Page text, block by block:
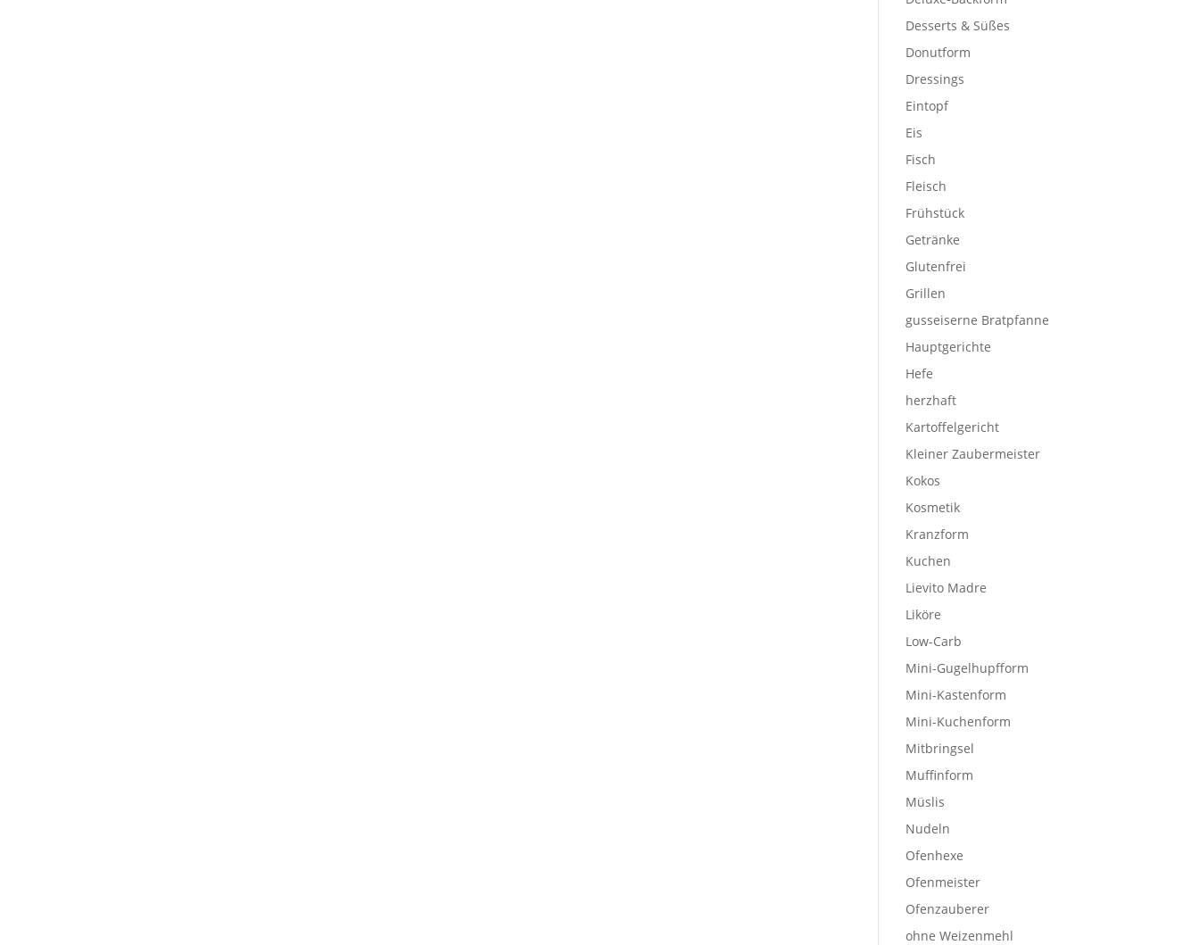
Desserts & Süßes
Donutform
Dressings
Eintopf
Eis
Fisch
Fleisch
Frühstück
Getränke
Glutenfrei
Grillen
gusseiserne Bratpfanne
Hauptgerichte
Hefe
herzhaft
Kartoffelgericht
Kleiner Zaubermeister
Kokos
Kosmetik
Kranzform
Kuchen
Lievito Madre
Liköre
Low-Carb
Mini-Gugelhupfform
Mini-Kastenform
Mini-Kuchenform
Mitbringsel
Muffinform
Müslis
Nudeln
Ofenhexe
Ofenmeister
Ofenzauberer
ohne Weizenmehl